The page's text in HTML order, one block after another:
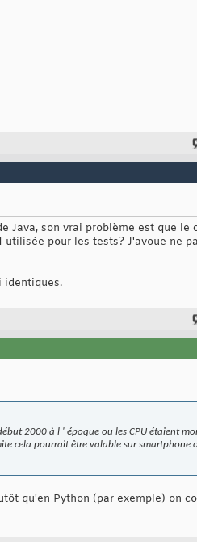
Java, son vrai problème est que le
pour les tests? J'avoue ne
identiques.
2000 à l ' époque ou les CPU étaient
cela pourrait être valable sur
qu'en Python (par exemple) on